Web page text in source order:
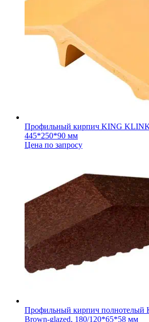
Профильный кирпич KING
445*250*90 мм
Цена по запросу
Профильный кирпич полнотелый
Brown-glazed, 180/120*65*58 мм